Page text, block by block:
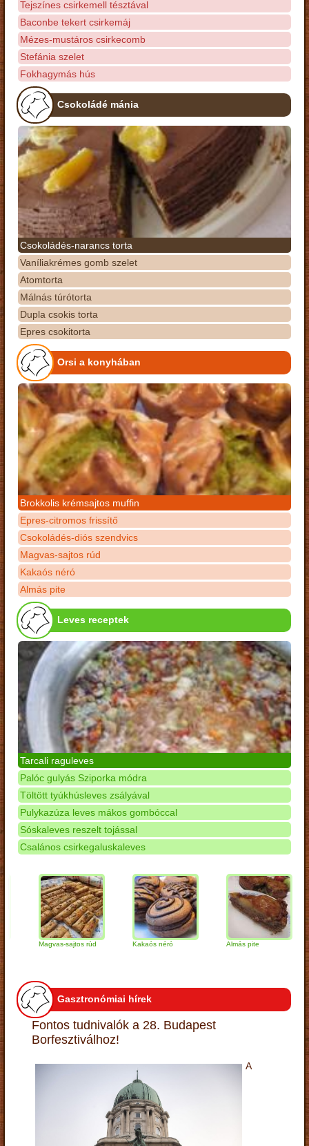
Tejszínes csirkemell tésztával
Baconbe tekert csirkemáj
Mézes-mustáros csirkecomb
Stefánia szelet
Fokhagymás hús
Csokoládé mánia
Csokoládés-narancs torta
Vaníliakrémes gomb szelet
Atomtorta
Málnás túrótorta
Dupla csokis torta
Epres csokitorta
Orsi a konyhában
Brokkolis krémsajtos muffin
Epres-citromos frissítő
Csokoládés-diós szendvics
Magvas-sajtos rúd
Kakaós néró
Almás pite
Leves receptek
Tarcali raguleves
Palóc gulyás Sziporka módra
Töltött tyúkhúsleves zsályával
Pulykazúza leves mákos gombóccal
Sóskaleves reszelt tojással
Csalános csirkegaluskaleves
Magvas-sajtos rúd Kakaós néró Almás pite
Gasztronómiai hírek
Fontos tudnivalók a 28. Budapest
Borfesztiválhoz!
A